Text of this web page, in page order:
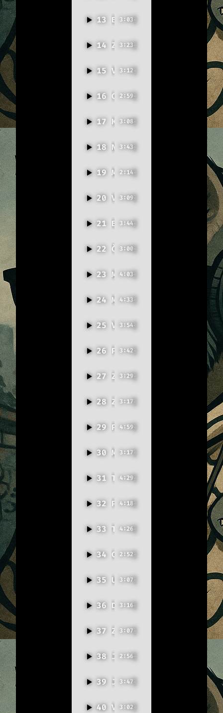
13 Běžím dál3:03
14 Zavírej víko3:23
15 Vlci jdou3:12
16 Cítíš se fajn2:59
17 Káva do žil3:08
18 Nezhroutí se domy3:43
19 Maturita? Ne, dík.2:14
20 Velikonoce ne!3:09
21 Bo Slezsko!3:44
22 Čardáš mé duše3:00
23 Magnety4:03
24 Modlitba pro hvězdičku4:33
25 V mlhách (drakkar)3:54
26 Pálím mosty3:42
27 Zemědělský hymnus (rocková verze)3:29
28 Zemědělský hymnus (rapová verze)3:17
29 Puzzle lásky4:59
30 Motýlí zpěv3:17
31 Tati proč?4:29
32 Proč zase?4:18
33 Ticho naší lásky4:26
34 Chemická (feat. Žáci 4.C)2:52
35 Ukolébavka pro sestřičku3:07
36 Digitální detox – FOMO3:16
37 Zkouškové3:07
38 Jak moc2:56
39 Jedeme dál (balada)3:47
40 V pelíšku3:02